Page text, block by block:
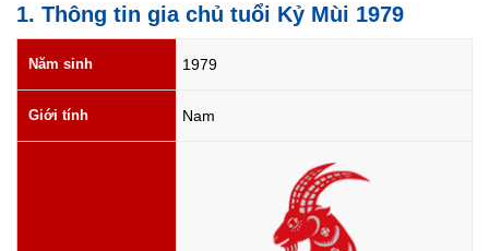
1. Thông tin gia chủ tuổi Kỷ Mùi 1979
Năm sinh 1979
Giới tính Nam